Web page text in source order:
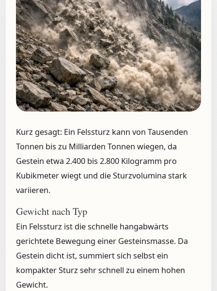
Kurz gesagt: Ein Felssturz kann von Tausenden
Tonnen bis zu Milliarden Tonnen wiegen, da
Gestein etwa 2.400 bis 2.800 Kilogramm pro
Kubikmeter wiegt und die Sturzvolumina stark
variieren.
Gewicht nach Typ
Ein Felssturz ist die schnelle hangabwärts
gerichtete Bewegung einer Gesteinsmasse. Da
Gestein dicht ist, summiert sich selbst ein
kompakter Sturz sehr schnell zu einem hohen
Gewicht.